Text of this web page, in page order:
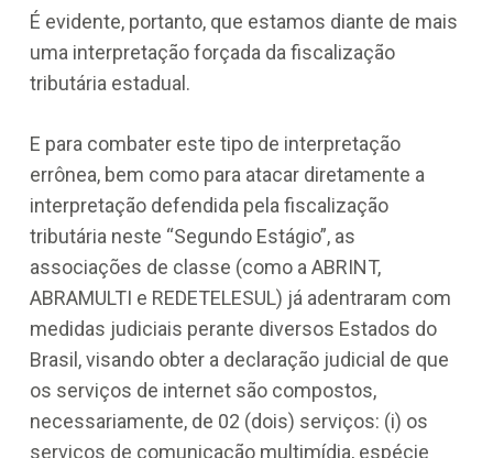
É evidente, portanto, que estamos diante de mais
uma interpretação forçada da fiscalização
tributária estadual.
E para combater este tipo de interpretação
errônea, bem como para atacar diretamente a
interpretação defendida pela fiscalização
tributária neste “Segundo Estágio”, as
associações de classe (como a ABRINT,
ABRAMULTI e REDETELESUL) já adentraram com
medidas judiciais perante diversos Estados do
Brasil, visando obter a declaração judicial de que
os serviços de internet são compostos,
necessariamente, de 02 (dois) serviços: (i) os
serviços de comunicação multimídia, espécie